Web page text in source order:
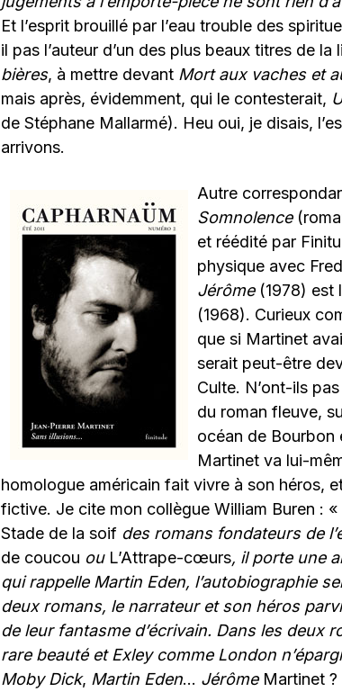
Et l’esprit brouillé par l’eau trouble des
il pas l’auteur d’un des plus beaux titres de
bières, à mettre devant Mort aux vaches et
mais après, évidemment, qui le contesterait,
de Stéphane Mallarmé). Heu oui, je disais,
arrivons.
Autre
Somnolence
et réédité par
physique avec
Jérôme(1978) est
(1968). Curieux
que si Martinet
serait peut-être
Culte. N’ont-ils
du roman fleuve,
océan de Bourbon
Martinet va lui-
homologue américain fait vivre à son héros,
fictive. Je cite mon collègue William Buren : «
Stade de la soif des romans fondateurs de
de coucou ouL’Attrape-cœurs, il porte une
qui rappelle Martin Eden, l’autobiographie
deux romans, le narrateur et son héros
de leur fantasme d’écrivain. Dans les deux
rare beauté et Exley comme London
Moby Dick, Martin Eden… JérômeMartinet ?